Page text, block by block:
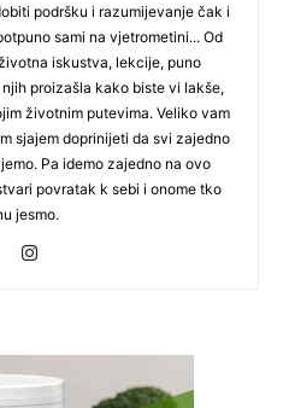
podršku i razumijevanje čak i
sami na vjetrometini... Od
iskustva, lekcije, puno
proizašla kako biste vi lakše,
životnim putevima. Veliko vam
sjajem doprinijeti da svi zajedno
Pa idemo zajedno na ovo
povratak k sebi i onome tko
jesmo.